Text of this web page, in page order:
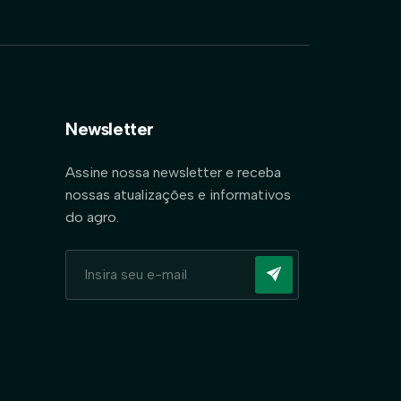
Newsletter
Assine nossa newsletter e receba
nossas atualizações e informativos
do agro.